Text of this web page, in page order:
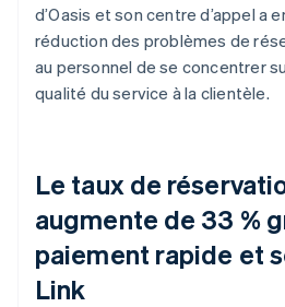
d’Oasis et son centre d’appel a
réduction des problèmes de
au personnel de se concentrer
qualité du service à la clientèle.
Le taux de
augmente de 33 %
paiement rapide et
Link